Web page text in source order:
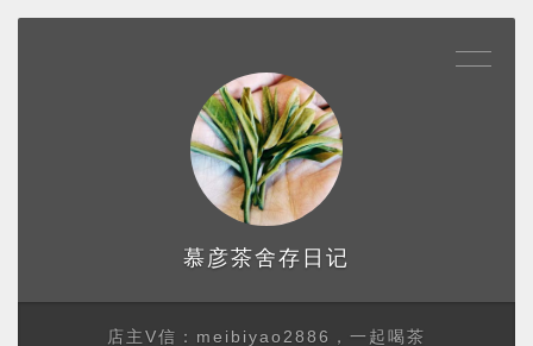
慕彦茶舍存日记
店主V信：meibiyao2886，一起喝茶